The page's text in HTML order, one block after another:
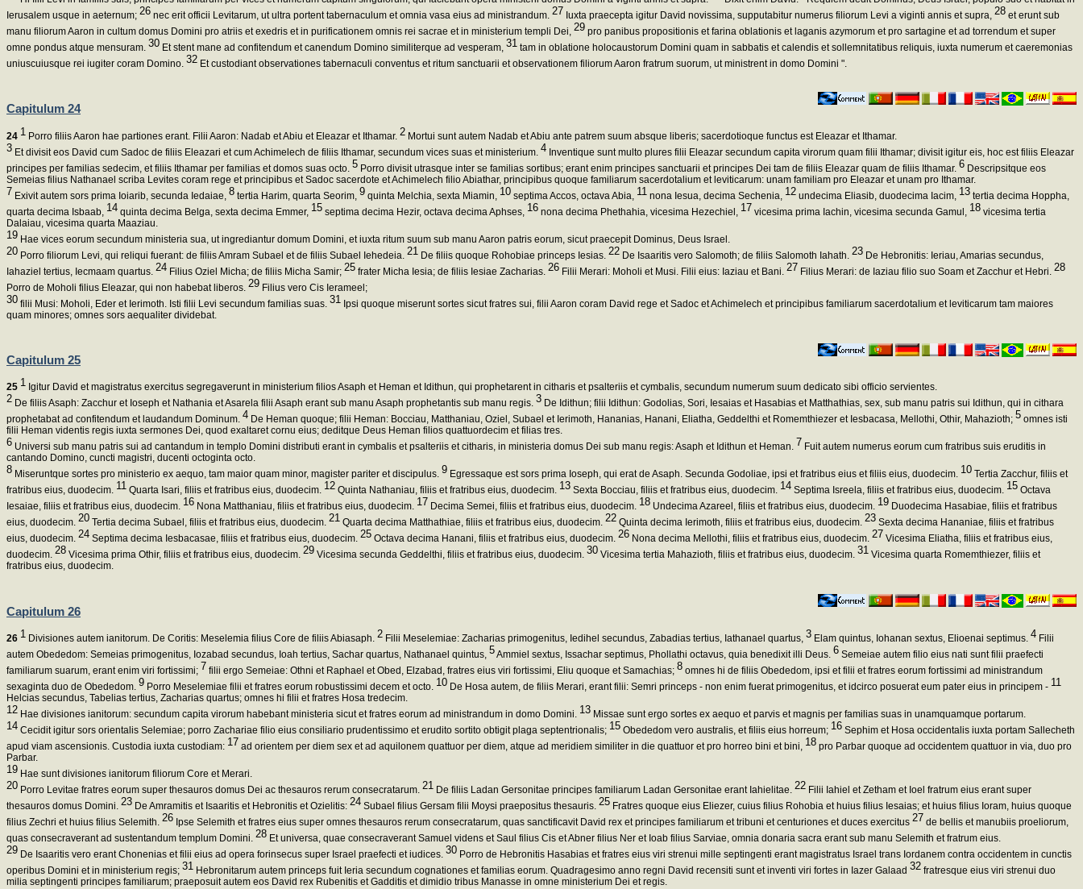
Ierusalem usque in aeternum; 26 nec erit officii Levitarum, ut ultra portent tabernaculum et omnia vasa eius ad ministrandum. 27 Iuxta praecepta igitur David novissima, supputabitur numerus filiorum Levi a viginti annis et supra, 28 et erunt sub
manu filiorum Aaron in cultum domus Domini pro atriis et exedris et in purificationem omnis rei sacrae et in ministerium templi Dei, 29 pro panibus propositionis et farina oblationis et laganis azymorum et pro sartagine et ad torrendum et super
omne pondus atque mensuram. 30 Et stent mane ad confitendum et canendum Domino similiterque ad vesperam, 31 tam in oblatione holocaustorum Domini quam in sabbatis et calendis et sollemnitatibus reliquis, iuxta numerum et caeremonias
uniuscuiusque rei iugiter coram Domino. 32 Et custodiant observationes tabernaculi conventus et ritum sanctuarii et observationem filiorum Aaron fratrum suorum, ut ministrent in domo Domini ".
Capitulum 24
24 1 Porro filiis Aaron hae partiones erant. Filii Aaron: Nadab et Abiu et Eleazar et Ithamar. 2 Mortui sunt autem Nadab et Abiu ante patrem suum absque liberis; sacerdotioque functus est Eleazar et Ithamar.
3 Et divisit eos David cum Sadoc de filiis Eleazari et cum Achimelech de filiis Ithamar, secundum vices suas et ministerium. 4 Inventique sunt multo plures filii Eleazar secundum capita virorum quam filii Ithamar; divisit igitur eis, hoc est filiis Eleazar
principes per familias sedecim, et filiis Ithamar per familias et domos suas octo. 5 Porro divisit utrasque inter se familias sortibus; erant enim principes sanctuarii et principes Dei tam de filiis Eleazar quam de filiis Ithamar. 6 Descripsitque eos
Semeias filius Nathanael scriba Levites coram rege et principibus et Sadoc sacerdote et Achimelech filio Abiathar, principibus quoque familiarum sacerdotalium et leviticarum: unam familiam pro Eleazar et unam pro Ithamar.
7 Exivit autem sors prima Ioiarib, secunda Iedaiae, 8 tertia Harim, quarta Seorim, 9 quinta Melchia, sexta Miamin, 10 septima Accos, octava Abia, 11 nona Iesua, decima Sechenia, 12 undecima Eliasib, duodecima Iacim, 13 tertia decima Hoppha,
quarta decima Isbaab, 14 quinta decima Belga, sexta decima Emmer, 15 septima decima Hezir, octava decima Aphses, 16 nona decima Phethahia, vicesima Hezechiel, 17 vicesima prima Iachin, vicesima secunda Gamul, 18 vicesima tertia
Dalaiau, vicesima quarta Maaziau.
19 Hae vices eorum secundum ministeria sua, ut ingrediantur domum Domini, et iuxta ritum suum sub manu Aaron patris eorum, sicut praecepit Dominus, Deus Israel.
20 Porro filiorum Levi, qui reliqui fuerant: de filiis Amram Subael et de filiis Subael Iehedeia. 21 De filiis quoque Rohobiae princeps Iesias. 22 De Isaaritis vero Salomoth; de filiis Salomoth Iahath. 23 De Hebronitis: Ieriau, Amarias secundus,
Iahaziel tertius, Iecmaam quartus. 24 Filius Oziel Micha; de filiis Micha Samir; 25 frater Micha Iesia; de filiis Iesiae Zacharias. 26 Filii Merari: Moholi et Musi. Filii eius: Iaziau et Bani. 27 Filius Merari: de Iaziau filio suo Soam et Zacchur et Hebri. 28
Porro de Moholi filius Eleazar, qui non habebat liberos. 29 Filius vero Cis Ierameel;
30 filii Musi: Moholi, Eder et Ierimoth. Isti filii Levi secundum familias suas. 31 Ipsi quoque miserunt sortes sicut fratres sui, filii Aaron coram David rege et Sadoc et Achimelech et principibus familiarum sacerdotalium et leviticarum tam maiores
quam minores; omnes sors aequaliter dividebat.
Capitulum 25
25 1 Igitur David et magistratus exercitus segregaverunt in ministerium filios Asaph et Heman et Idithun, qui prophetarent in citharis et psalteriis et cymbalis, secundum numerum suum dedicato sibi officio servientes.
2 De filiis Asaph: Zacchur et Ioseph et Nathania et Asarela filii Asaph erant sub manu Asaph prophetantis sub manu regis. 3 De Idithun; filii Idithun: Godolias, Sori, Iesaias et Hasabias et Matthathias, sex, sub manu patris sui Idithun, qui in cithara
prophetabat ad confitendum et laudandum Dominum. 4 De Heman quoque; filii Heman: Bocciau, Matthaniau, Oziel, Subael et Ierimoth, Hananias, Hanani, Eliatha, Geddelthi et Romemthiezer et Iesbacasa, Mellothi, Othir, Mahazioth; 5 omnes isti
filii Heman videntis regis iuxta sermones Dei, quod exaltaret cornu eius; deditque Deus Heman filios quattuordecim et filias tres.
6 Universi sub manu patris sui ad cantandum in templo Domini distributi erant in cymbalis et psalteriis et citharis, in ministeria domus Dei sub manu regis: Asaph et Idithun et Heman. 7 Fuit autem numerus eorum cum fratribus suis eruditis in
cantando Domino, cuncti magistri, ducenti octoginta octo.
8 Miseruntque sortes pro ministerio ex aequo, tam maior quam minor, magister pariter et discipulus. 9 Egressaque est sors prima Ioseph, qui erat de Asaph. Secunda Godoliae, ipsi et fratribus eius et filiis eius, duodecim. 10 Tertia Zacchur, filiis et
fratribus eius, duodecim. 11 Quarta Isari, filiis et fratribus eius, duodecim. 12 Quinta Nathaniau, filiis et fratribus eius, duodecim. 13 Sexta Bocciau, filiis et fratribus eius, duodecim. 14 Septima Isreela, filiis et fratribus eius, duodecim. 15 Octava
Iesaiae, filiis et fratribus eius, duodecim. 16 Nona Matthaniau, filiis et fratribus eius, duodecim. 17 Decima Semei, filiis et fratribus eius, duodecim. 18 Undecima Azareel, filiis et fratribus eius, duodecim. 19 Duodecima Hasabiae, filiis et fratribus
eius, duodecim. 20 Tertia decima Subael, filiis et fratribus eius, duodecim. 21 Quarta decima Matthathiae, filiis et fratribus eius, duodecim. 22 Quinta decima Ierimoth, filiis et fratribus eius, duodecim. 23 Sexta decima Hananiae, filiis et fratribus
eius, duodecim. 24 Septima decima Iesbacasae, filiis et fratribus eius, duodecim. 25 Octava decima Hanani, filiis et fratribus eius, duodecim. 26 Nona decima Mellothi, filiis et fratribus eius, duodecim. 27 Vicesima Eliatha, filiis et fratribus eius,
duodecim. 28 Vicesima prima Othir, filiis et fratribus eius, duodecim. 29 Vicesima secunda Geddelthi, filiis et fratribus eius, duodecim. 30 Vicesima tertia Mahazioth, filiis et fratribus eius, duodecim. 31 Vicesima quarta Romemthiezer, filiis et
fratribus eius, duodecim.
Capitulum 26
26 1 Divisiones autem ianitorum. De Coritis: Meselemia filius Core de filiis Abiasaph. 2 Filii Meselemiae: Zacharias primogenitus, Iedihel secundus, Zabadias tertius, Iathanael quartus, 3 Elam quintus, Iohanan sextus, Elioenai septimus. 4 Filii
autem Obededom: Semeias primogenitus, Iozabad secundus, Ioah tertius, Sachar quartus, Nathanael quintus, 5Ammiel sextus, Issachar septimus, Phollathi octavus, quia benedixit illi Deus. 6 Semeiae autem filio eius nati sunt filii praefecti
familiarum suarum, erant enim viri fortissimi; 7 filii ergo Semeiae: Othni et Raphael et Obed, Elzabad, fratres eius viri fortissimi, Eliu quoque et Samachias; 8 omnes hi de filiis Obededom, ipsi et filii et fratres eorum fortissimi ad ministrandum
sexaginta duo de Obededom. 9 Porro Meselemiae filii et fratres eorum robustissimi decem et octo. 10 De Hosa autem, de filiis Merari, erant filii: Semri princeps - non enim fuerat primogenitus, et idcirco posuerat eum pater eius in principem - 11
Helcias secundus, Tabelias tertius, Zacharias quartus; omnes hi filii et fratres Hosa tredecim.
12 Hae divisiones ianitorum: secundum capita virorum habebant ministeria sicut et fratres eorum ad ministrandum in domo Domini. 13 Missae sunt ergo sortes ex aequo et parvis et magnis per familias suas in unamquamque portarum.
14 Cecidit igitur sors orientalis Selemiae; porro Zachariae filio eius consiliario prudentissimo et erudito sortito obtigit plaga septentrionalis; 15 Obededom vero australis, et filiis eius horreum; 16 Sephim et Hosa occidentalis iuxta portam Sallecheth
apud viam ascensionis. Custodia iuxta custodiam: 17 ad orientem per diem sex et ad aquilonem quattuor per diem, atque ad meridiem similiter in die quattuor et pro horreo bini et bini, 18 pro Parbar quoque ad occidentem quattuor in via, duo pro
Parbar.
19 Hae sunt divisiones ianitorum filiorum Core et Merari.
20 Porro Levitae fratres eorum super thesauros domus Dei ac thesauros rerum consecratarum. 21 De filiis Ladan Gersonitae principes familiarum Ladan Gersonitae erant Iahielitae. 22 Filii Iahiel et Zetham et Ioel fratrum eius erant super
thesauros domus Domini. 23 De Amramitis et Isaaritis et Hebronitis et Ozielitis: 24 Subael filius Gersam filii Moysi praepositus thesauris. 25 Fratres quoque eius Eliezer, cuius filius Rohobia et huius filius Iesaias; et huius filius Ioram, huius quoque
filius Zechri et huius filius Selemith. 26 Ipse Selemith et fratres eius super omnes thesauros rerum consecratarum, quas sanctificavit David rex et principes familiarum et tribuni et centuriones et duces exercitus 27 de bellis et manubiis proeliorum,
quas consecraverant ad sustentandum templum Domini. 28 Et universa, quae consecraverant Samuel videns et Saul filius Cis et Abner filius Ner et Ioab filius Sarviae, omnia donaria sacra erant sub manu Selemith et fratrum eius.
29 De Isaaritis vero erant Chonenias et filii eius ad opera forinsecus super Israel praefecti et iudices. 30 Porro de Hebronitis Hasabias et fratres eius viri strenui mille septingenti erant magistratus Israel trans Iordanem contra occidentem in cunctis
operibus Domini et in ministerium regis; 31 Hebronitarum autem princeps fuit Ieria secundum cognationes et familias eorum. Quadragesimo anno regni David recensiti sunt et inventi viri fortes in Iazer Galaad 32 fratresque eius viri strenui duo
milia septingenti principes familiarum; praeposuit autem eos David rex Rubenitis et Gadditis et dimidio tribus Manasse in omne ministerium Dei et regis.